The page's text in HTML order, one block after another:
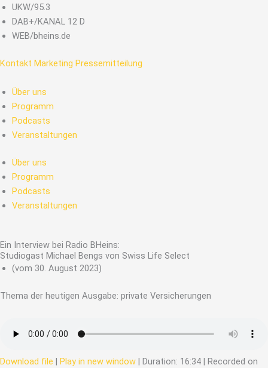
Zum
Inhalt
springen
UKW/95.3
DAB+/KANAL 12 D
WEB/bheins.de
Kontakt Marketing Pressemitteilung
Über uns
Programm
Podcasts
Veranstaltungen
Über uns
Programm
Podcasts
Veranstaltungen
Ein Interview bei Radio BHeins:
Studiogast Michael Bengs von Swiss Life Select
(vom 30. August 2023)
Thema der heutigen Ausgabe: private Versicherungen
Download file | Play in new window | Duration: 16:34 | Recorded on